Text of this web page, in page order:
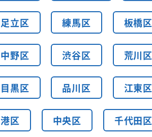
足立区 練馬区 板橋区
中野区 渋谷区 荒川区
目黒区 品川区 江東区
港区 中央区 千代田区